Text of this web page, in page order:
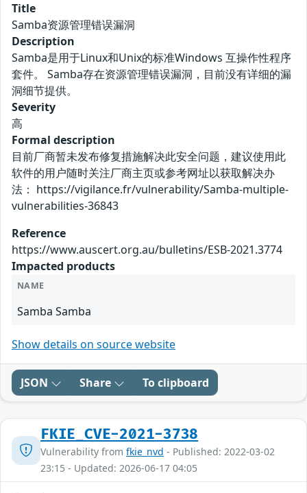
Title
Samba资源管理错误漏洞
Description
Samba是用于Linux和Unix的标准Windows 互操作性程序
套件。 Samba存在资源管理错误漏洞，目前没有详细的漏
洞细节提供。
Severity
高
Formal description
目前厂商暂未发布修复措施解决此安全问题，建议使用此
软件的用户随时关注厂商主页或参考网址以获取解决办
法： https://vigilance.fr/vulnerability/Samba-multiple-
vulnerabilities-36843
Reference
https://www.auscert.org.au/bulletins/ESB-2021.3774
Impacted products
NAME
Samba Samba
Show details on source website
JSON Share To clipboard
FKIE_CVE-2021-3738
Vulnerability from fkie_nvd - Published: 2022-03-02
23:15 - Updated: 2026-06-17 04:05